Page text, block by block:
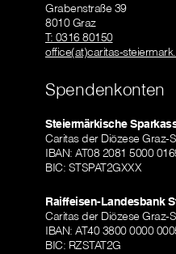
Grabenstraße 39
8010 Graz
T: 0316 80150
office(at)caritas-
Spendenkonten
Steiermärkische
Caritas der Diözese Graz-
IBAN: AT08 2081 5000
BIC: STSPAT2GXXX
Raiffeisen-Landesbank
Caritas der Diözese Graz-
IBAN: AT40 3800 0000
BIC: RZSTAT2G